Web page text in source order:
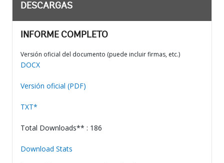
DESCARGAS
INFORME COMPLETO
Versión oficial del documento (puede incluir firmas, etc.)
DOCX
Versión oficial (PDF)
TXT*
Total Downloads** : 186
Download Stats